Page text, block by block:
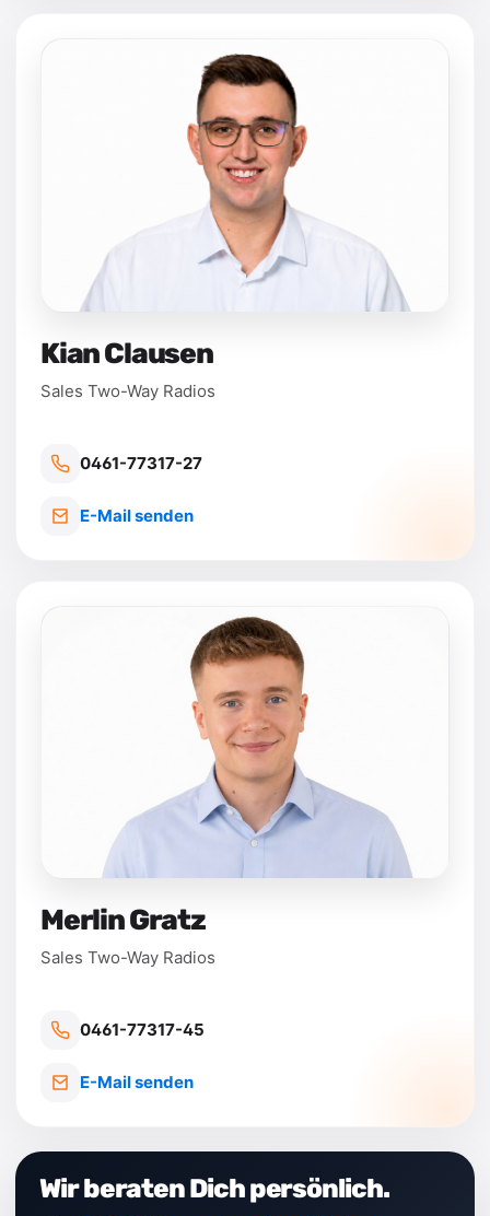
Kian Clausen
Sales Two-Way Radios
0461-77317-27
E-Mail senden
Merlin Gratz
Sales Two-Way Radios
0461-77317-45
E-Mail senden
Wir beraten Dich persönlich.